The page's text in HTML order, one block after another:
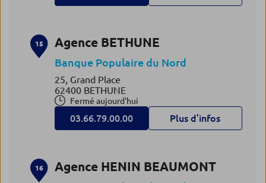
15 Agence BETHUNE
Banque Populaire du Nord
25, Grand Place
62400 BETHUNE
Fermé aujourd'hui
03.66.79.00.00 Plus d’infos
16 Agence HENIN BEAUMONT